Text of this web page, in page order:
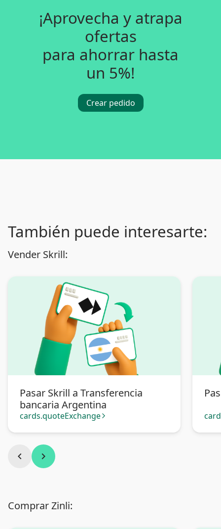
¡Aprovecha y atrapa
ofertas
para ahorrar hasta
un 5%!
Crear pedido
También puede interesarte:
Vender Skrill:
Pasar Skrill a Transferencia
bancaria Argentina
cards.quoteExchange arrow_forward_ios
chevron_left chevron_right
Comprar Zinli: